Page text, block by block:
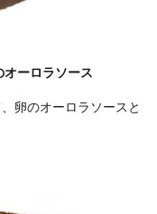
ーロラソース
卵のオーロラソースと